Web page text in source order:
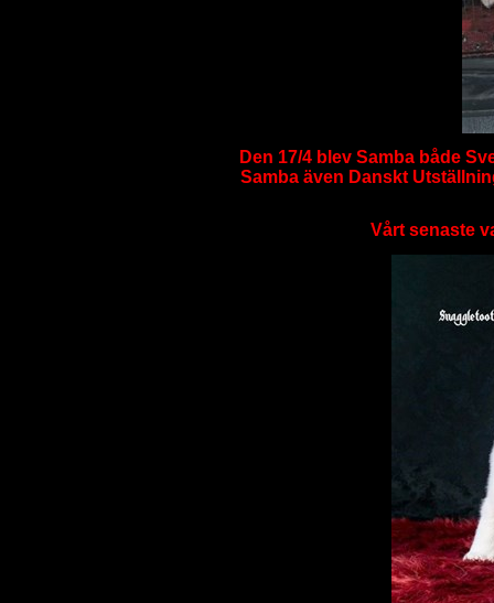
Den 17/4 blev Samba både
Samba även Danskt
Vårt senaste